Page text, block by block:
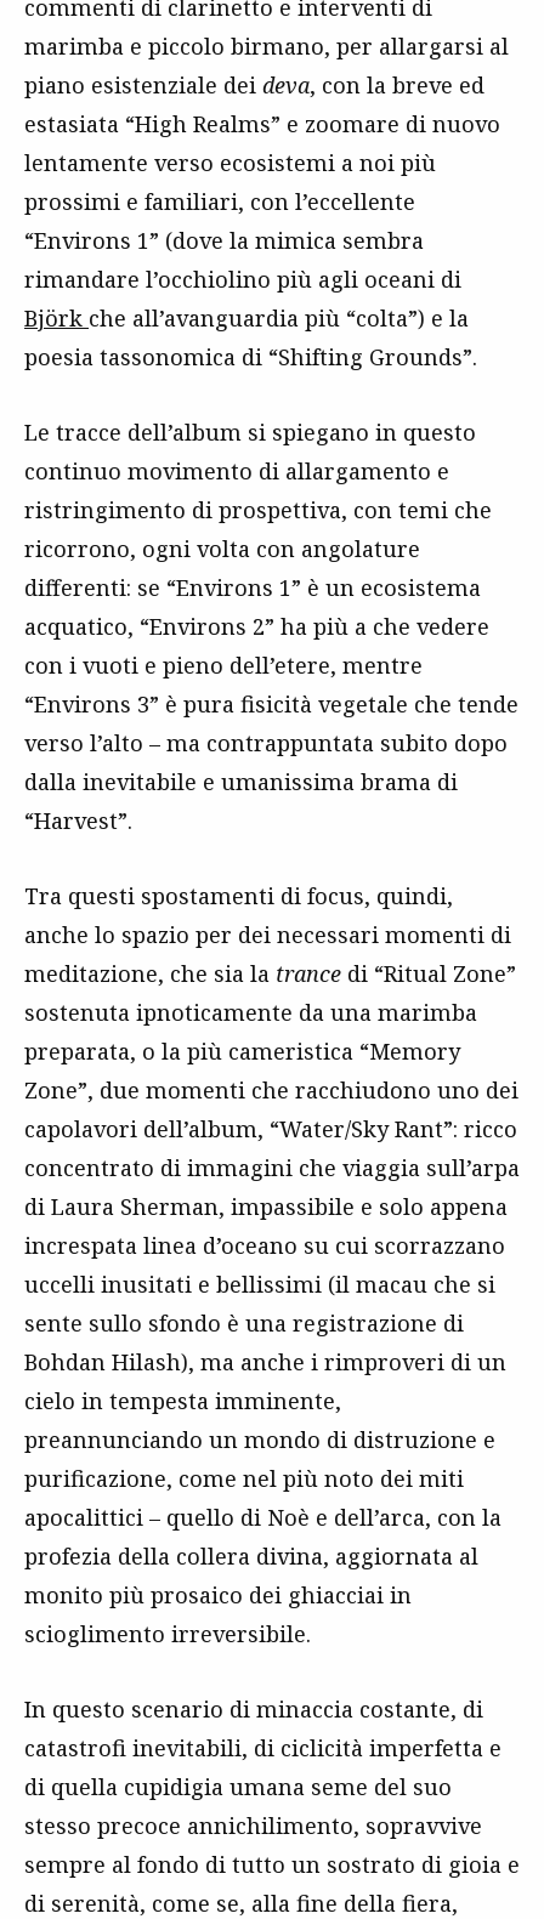
commenti di clarinetto e interventi di
marimba e piccolo birmano, per allargarsi al
piano esistenziale dei deva, con la breve ed
estasiata “High Realms” e zoomare di nuovo
lentamente verso ecosistemi a noi più
prossimi e familiari, con l’eccellente
“Environs 1” (dove la mimica sembra
rimandare l’occhiolino più agli oceani di
Björk che all’avanguardia più “colta”) e la
poesia tassonomica di “Shifting Grounds”.
Le tracce dell’album si spiegano in questo
continuo movimento di allargamento e
ristringimento di prospettiva, con temi che
ricorrono, ogni volta con angolature
differenti: se “Environs 1” è un ecosistema
acquatico, “Environs 2” ha più a che vedere
con i vuoti e pieno dell’etere, mentre
“Environs 3” è pura fisicità vegetale che tende
verso l’alto – ma contrappuntata subito dopo
dalla inevitabile e umanissima brama di
“Harvest”.
Tra questi spostamenti di focus, quindi,
anche lo spazio per dei necessari momenti di
meditazione, che sia la trance di “Ritual Zone”
sostenuta ipnoticamente da una marimba
preparata, o la più cameristica “Memory
Zone”, due momenti che racchiudono uno dei
capolavori dell’album, “Water/Sky Rant”: ricco
concentrato di immagini che viaggia sull’arpa
di Laura Sherman, impassibile e solo appena
increspata linea d’oceano su cui scorrazzano
uccelli inusitati e bellissimi (il macau che si
sente sullo sfondo è una registrazione di
Bohdan Hilash), ma anche i rimproveri di un
cielo in tempesta imminente,
preannunciando un mondo di distruzione e
purificazione, come nel più noto dei miti
apocalittici – quello di Noè e dell’arca, con la
profezia della collera divina, aggiornata al
monito più prosaico dei ghiacciai in
scioglimento irreversibile.
In questo scenario di minaccia costante, di
catastrofi inevitabili, di ciclicità imperfetta e
di quella cupidigia umana seme del suo
stesso precoce annichilimento, sopravvive
sempre al fondo di tutto un sostrato di gioia e
di serenità, come se, alla fine della fiera,